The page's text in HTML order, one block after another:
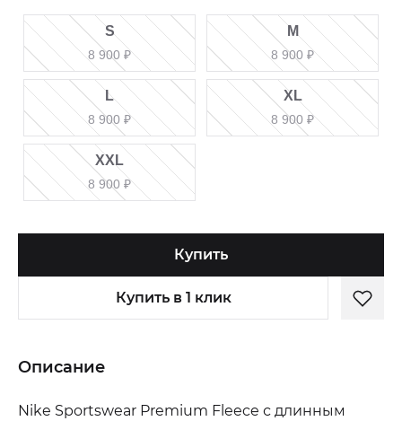
S
8 900 ₽
M
8 900 ₽
L
8 900 ₽
XL
8 900 ₽
XXL
8 900 ₽
Купить
Купить в 1 клик
Описание
Nike Sportswear Premium Fleece с длинным